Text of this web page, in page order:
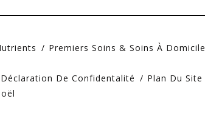
Premiers Soins & Soins À Domicile
Déclaration De Confidentalité
Plan Du Site